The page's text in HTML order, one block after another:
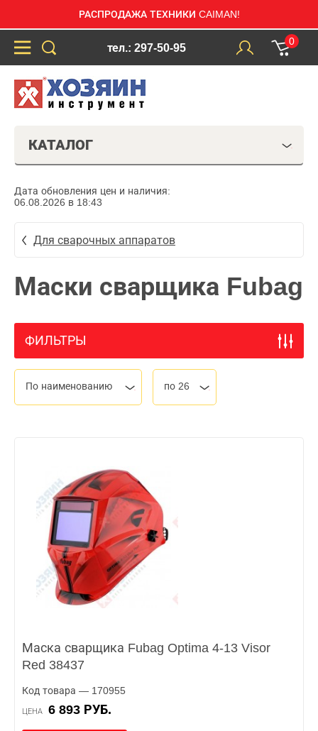
РАСПРОДАЖА ТЕХНИКИ CAIMAN!
тел.: 297-50-95
0
КАТАЛОГ
Дата обновления цен и наличия:
06.08.2026 в 18:43
Для сварочных аппаратов
Маски сварщика Fubag
ФИЛЬТРЫ
По наименованию по 26
Маска сварщика Fubag Optima 4-13 Visor
Red 38437
Код товара — 170955
ЦЕНА 6 893 РУБ.